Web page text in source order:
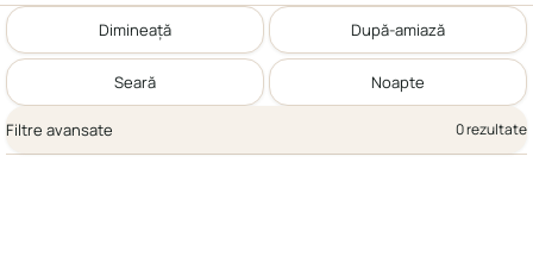
Dimineață După-amiază
Seară Noapte
Filtre avansate 0 rezultate